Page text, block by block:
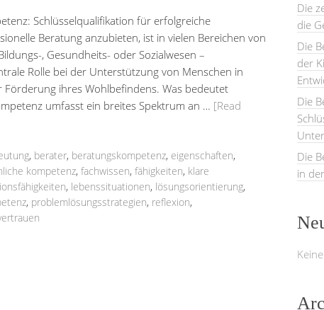
Schlüsselqualifikation für erfolgreiche
Beratung anzubieten, ist in vielen Bereichen von
, Gesundheits- oder Sozialwesen –
Rolle bei der Unterstützung von Menschen in
ihres Wohlbefindens. Was bedeutet
umfasst ein breites Spektrum an … [Read
, berater, beratungskompetenz, eigenschaften,
kompetenz, fachwissen, fähigkeiten, klare
, lebenssituationen, lösungsorientierung,
, problemlösungsstrategien, reflexion,
Die
die
Die
der
Die
Die
in